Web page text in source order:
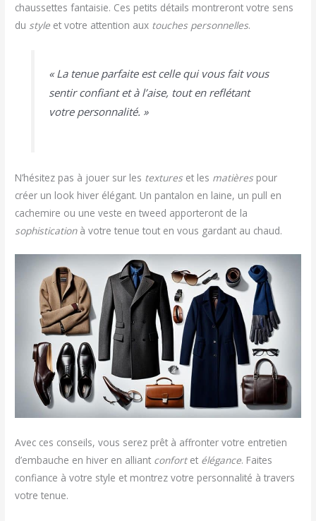
chaussettes fantaisie. Ces petits détails montreront votre sens
du style et votre attention aux touches personnelles.
« La tenue parfaite est celle qui vous fait vous
sentir confiant et à l’aise, tout en reflétant
votre personnalité. »
N’hésitez pas à jouer sur les textureset les matièrespour
créer un look hiver élégant. Un pantalon en laine, un pull en
cachemire ou une veste en tweed apporteront de la
sophisticationà votre tenue tout en vous gardant au chaud.
Avec ces conseils, vous serez prêt à affronter votre entretien
d’embauche en hiver en alliant confortet élégance. Faites
confiance à votre style et montrez votre personnalité à travers
votre tenue.